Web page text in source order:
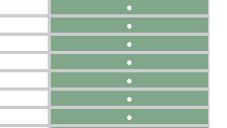
●
●
●
●
●
●
●